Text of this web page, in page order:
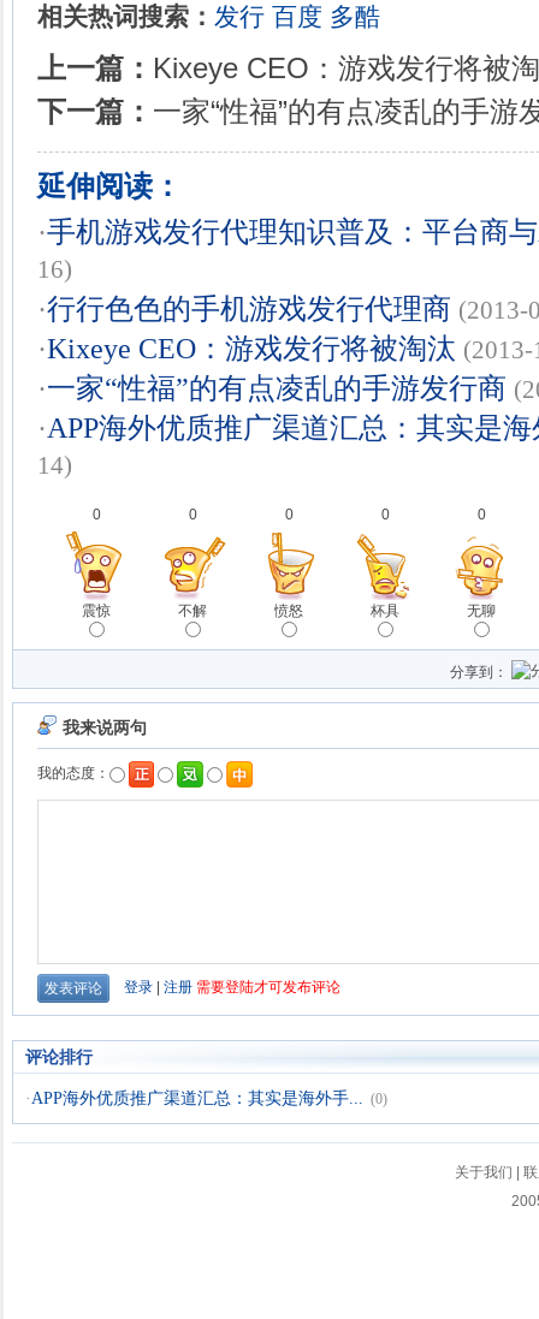
相关热词搜索： 发行 百度 多酷
上一篇： Kixeye CEO：游戏发行将被
下一篇： 一家“性福”的有点凌乱的手游
延伸阅读：
·手机游戏发行代理知识普及：平台商
16)
·行行色色的手机游戏发行代理商 (2013-
·Kixeye CEO：游戏发行将被淘汰
·一家“性福”的有点凌乱的手游发行商
·APP海外优质推广渠道汇总：其实是
14)
0
震惊
0
不解
0
愤怒
0
杯具
0
无聊
分享到：
评论排行
·APP海外优质推广渠道汇总：其实是海外手... (0)
关于我们